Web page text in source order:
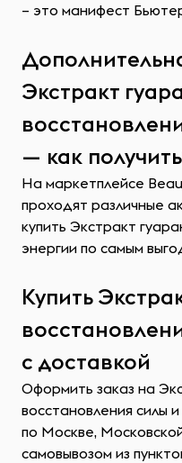
– это манифест
Экстракт
— как
На маркетплейсе
проходят различные
купить Экстракт
энергии по самым
Купить
с доставкой
Оформить заказ на
восстановления силы
по Москве,
самовывозом из